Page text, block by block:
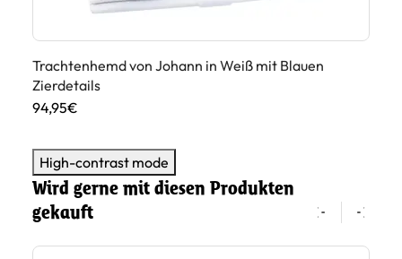
Trachtenhemd von Johann in Weiß mit Blauen
Zierdetails
94,95€
High-contrast mode
Wird gerne mit diesen Produkten
gekauft